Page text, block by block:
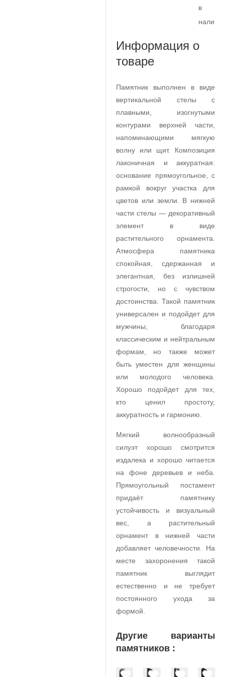
в
Информация о
товаре
Памятник выполнен в виде
вертикальной стелы с
плавными, изогнутыми
контурами верхней части,
напоминающими мягкую
волну или щит. Композиция
лаконичная и аккуратная:
основание прямоугольное, с
рамкой вокруг участка для
цветов или земли. В нижней
части стелы — декоративный
элемент в виде
растительного орнамента.
Атмосфера памятника
спокойная, сдержанная и
элегантная, без излишней
строгости, но с чувством
достоинства. Такой памятник
универсален и подойдет для
мужчины, благодаря
классическим и нейтральным
формам, но также может
быть уместен для женщины
или молодого человека.
Хорошо подойдет для тех,
кто ценил простоту,
аккуратность и гармонию.
Мягкий волнообразный
силуэт хорошо смотрится
издалека и хорошо читается
на фоне деревьев и неба.
Прямоугольный постамент
придаёт памятнику
устойчивость и визуальный
вес, а растительный
орнамент в нижней части
добавляет человечности. На
месте захоронения такой
памятник выглядит
естественно и не требует
постоянного ухода за
формой.
Другие варианты
памятников :